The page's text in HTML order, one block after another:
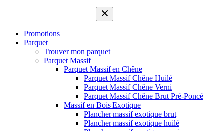
Promotions
Parquet
Trouver mon parquet
Parquet Massif
Parquet Massif en Chêne
Parquet Massif Chêne Huilé
Parquet Massif Chêne Verni
Parquet Massif Chêne Brut Pré-Poncé
Massif en Bois Exotique
Plancher massif exotique brut
Plancher massif exotique huilé